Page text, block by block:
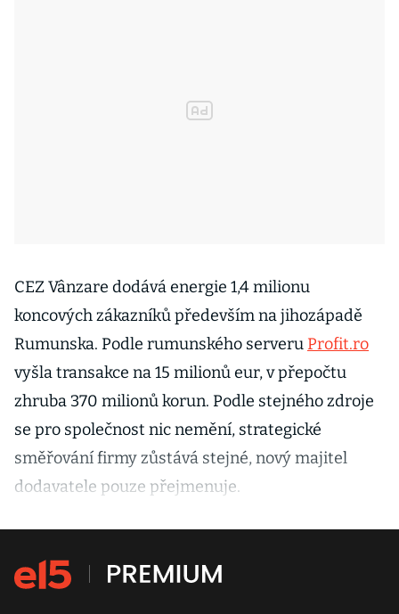
CEZ Vânzare dodává energie 1,4 milionu
koncových zákazníků především na jihozápadě
Rumunska. Podle rumunského serveru Profit.ro
vyšla transakce na 15 milionů eur, v přepočtu
zhruba 370 milionů korun. Podle stejného zdroje
se pro společnost nic nemění, strategické
směřování firmy zůstává stejné, nový majitel
dodavatele pouze přejmenuje.